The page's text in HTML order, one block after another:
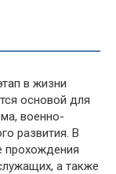
в жизни
основой для
военно-
развития. В
прохождения
а также